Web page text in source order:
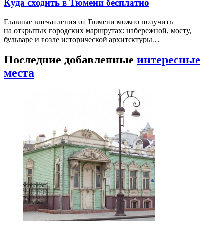
Куда сходить в Тюмени бесплатно
Главные впечатления от Тюмени можно получить
на открытых городских маршрутах: набережной, мосту,
бульваре и возле исторической архитектуры…
Последние добавленные интересные
места